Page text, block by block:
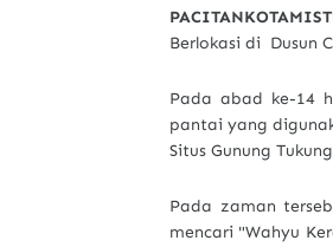
Berlokasi di Dusun
Pada abad ke-14
pantai yang
Situs Gunung
Pada zaman
mencari "Wahyu